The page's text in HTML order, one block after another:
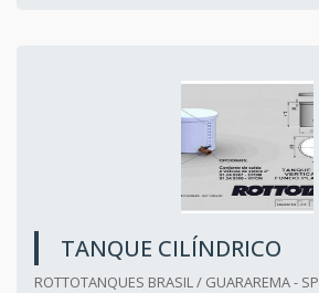
TANQUE CILÍNDRICO
ROTTOTANQUES BRASIL / GUARAREMA - SP